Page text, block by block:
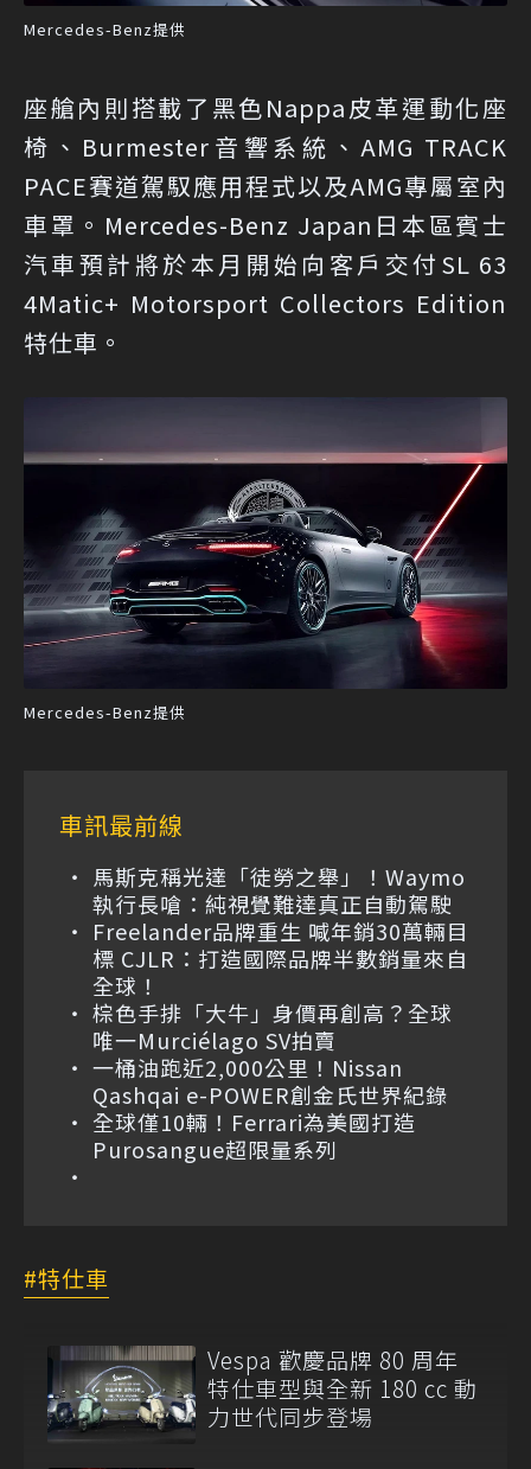
Mercedes-Benz提供
座艙內則搭載了黑色Nappa皮革運動化座
椅、Burmester音響系統、AMG TRACK
PACE賽道駕馭應用程式以及AMG專屬室內
車罩。Mercedes-Benz Japan日本區賓士
汽車預計將於本月開始向客戶交付SL 63
4Matic+ Motorsport Collectors Edition
特仕車。
Mercedes-Benz提供
車訊最前線
馬斯克稱光達「徒勞之舉」！Waymo
執行長嗆：純視覺難達真正自動駕駛
Freelander品牌重生 喊年銷30萬輛目
標 CJLR：打造國際品牌半數銷量來自
全球！
棕色手排「大牛」身價再創高？全球
唯一Murciélago SV拍賣
一桶油跑近2,000公里！Nissan
Qashqai e-POWER創金氏世界紀錄
全球僅10輛！Ferrari為美國打造
Purosangue超限量系列
特仕車
Vespa 歡慶品牌 80 周年
特仕車型與全新 180 cc 動
力世代同步登場